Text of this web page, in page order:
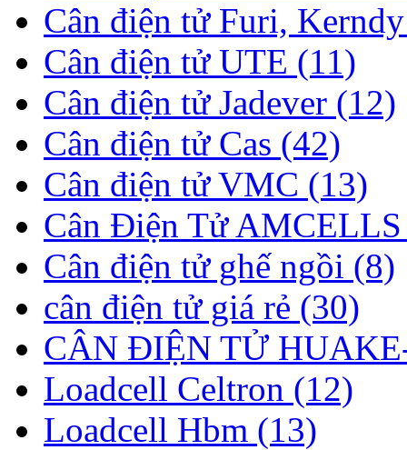
Cân điện tử Furi,
Cân điện tử UTE (11)
Cân điện tử Jadever (12)
Cân điện tử Cas (42)
Cân điện tử VMC (13)
Cân Điện Tử
Cân điện tử ghế ngồi (8)
cân điện tử giá rẻ (30)
CÂN ĐIỆN TỬ
Loadcell Celtron (12)
Loadcell Hbm (13)